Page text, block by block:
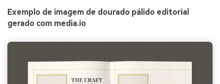
Exemplo de imagem de dourado pálido editorial
gerado com media.io